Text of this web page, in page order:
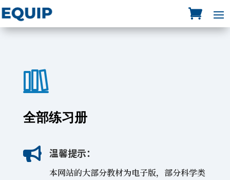
全部练习册
 温馨提示：
本网站的大部分教材为电子版，部分科学类